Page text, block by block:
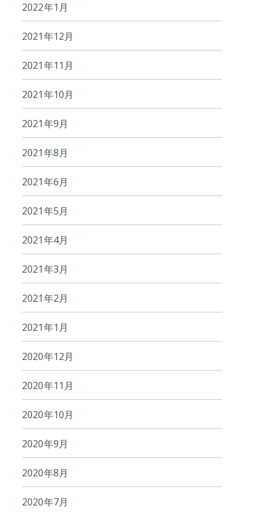
2022年1月
2021年12月
2021年11月
2021年10月
2021年9月
2021年8月
2021年6月
2021年5月
2021年4月
2021年3月
2021年2月
2021年1月
2020年12月
2020年11月
2020年10月
2020年9月
2020年8月
2020年7月